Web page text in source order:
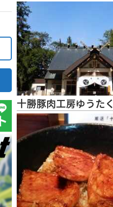
十勝豚肉工房ゆうたく